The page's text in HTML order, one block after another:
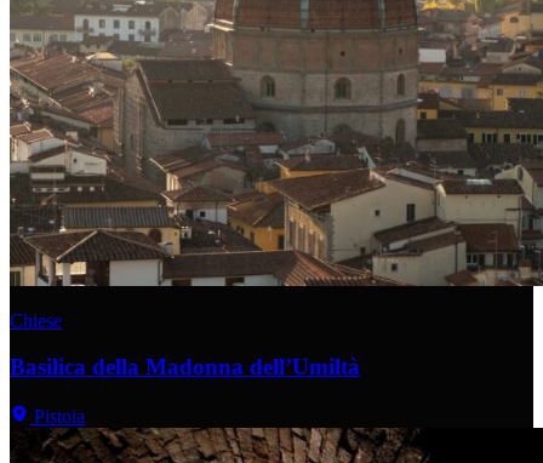
Chiese
Basilica della Madonna dell’Umiltà
Pistoia